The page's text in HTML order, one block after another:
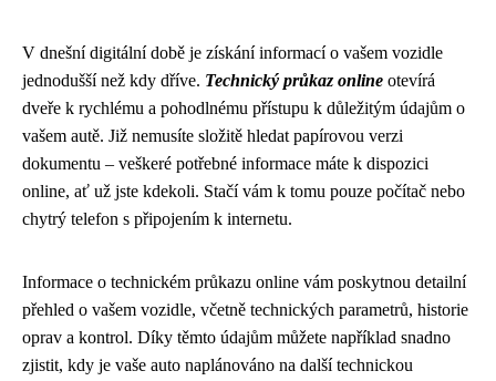
V dnešní digitální době je získání informací o vašem vozidle
jednodušší než kdy dříve. Technický průkaz online otevírá
dveře k rychlému a pohodlnému přístupu k důležitým údajům o
vašem autě. Již nemusíte složitě hledat papírovou verzi
dokumentu – veškeré potřebné informace máte k dispozici
online, ať už jste kdekoli. Stačí vám k tomu pouze počítač nebo
chytrý telefon s připojením k internetu.
Informace o technickém průkazu online vám poskytnou detailní
přehled o vašem vozidle, včetně technických parametrů, historie
oprav a kontrol. Díky těmto údajům můžete například snadno
zjistit, kdy je vaše auto naplánováno na další technickou